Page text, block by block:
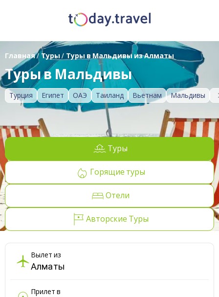
Турция Египет ОАЭ Таиланд Вьетнам Мальдивы
Главная/ Туры / Туры в Мальдивы из Алматы
Туры в Мальдивы
Туры
Горящие туры
Отели
Авторские Туры
Вылет из
Прилет в